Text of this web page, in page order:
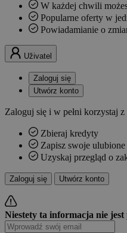
W każdej chwili
Popularne oferty w
Powiadamianie o
Uživatel
Zaloguj się
Utwórz konto
Zaloguj się i w pełni korzystaj
Zbieraj kredyty
Zapisz swoje
Uzyskaj przegląd o
Zaloguj się Utwórz konto
Niestety ta informacja nie